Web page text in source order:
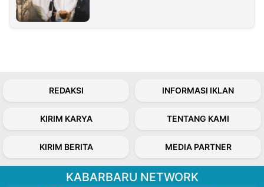
REDAKSI INFORMASI IKLAN
KIRIM KARYA TENTANG KAMI
KIRIM BERITA MEDIA PARTNER
KABARBARU NETWORK